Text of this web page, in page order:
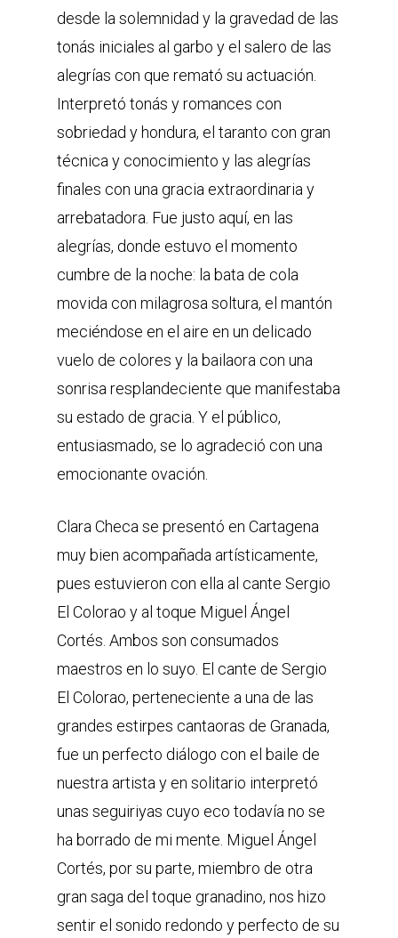
desde la solemnidad y la gravedad de las
tonás iniciales al garbo y el salero de las
alegrías con que remató su actuación.
Interpretó tonás y romances con
sobriedad y hondura, el taranto con gran
técnica y conocimiento y las alegrías
finales con una gracia extraordinaria y
arrebatadora. Fue justo aquí, en las
alegrías, donde estuvo el momento
cumbre de la noche: la bata de cola
movida con milagrosa soltura, el mantón
meciéndose en el aire en un delicado
vuelo de colores y la bailaora con una
sonrisa resplandeciente que manifestaba
su estado de gracia. Y el público,
entusiasmado, se lo agradeció con una
emocionante ovación.
Clara Checa se presentó en Cartagena
muy bien acompañada artísticamente,
pues estuvieron con ella al cante Sergio
El Colorao y al toque Miguel Ángel
Cortés. Ambos son consumados
maestros en lo suyo. El cante de Sergio
El Colorao, perteneciente a una de las
grandes estirpes cantaoras de Granada,
fue un perfecto diálogo con el baile de
nuestra artista y en solitario interpretó
unas seguiriyas cuyo eco todavía no se
ha borrado de mi mente. Miguel Ángel
Cortés, por su parte, miembro de otra
gran saga del toque granadino, nos hizo
sentir el sonido redondo y perfecto de su